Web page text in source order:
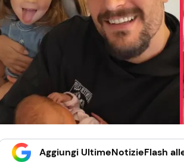
Aggiungi UltimeNotizieFlash